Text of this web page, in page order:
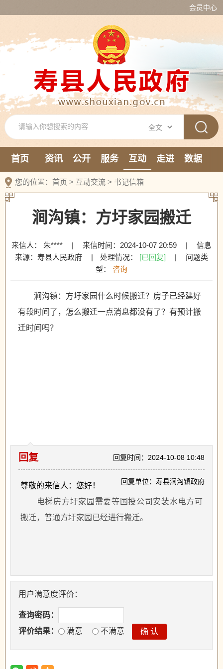
会员中心
首页 资讯 公开 服务 互动 走进
数据
您的位置： 首页 > 互动交流 > 书记信箱
涧沟镇：方圩家园搬迁
来信人： 朱**** | 来信时间：2024-10-07 20:59 |
信息
来源：寿县人民政府
| 处理情况： [已回复] |
问题类
型：
咨询
涧沟镇：方圩家园什么时候搬迁？房子已经建好
有段时间了，怎么搬迁一点消息都没有了？有预计搬
迁时间吗？
回复时间：2024-10-08 10:48
回复单位：寿县涧沟镇政府
回复
尊敬的来信人：您好！
电梯房方圩家园需要等国投公司安装水电方可
搬迁，普通方圩家园已经进行搬迁。
用户满意度评价：
查询密码：
评价结果：
满意 不满意